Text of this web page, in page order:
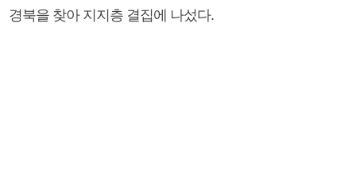
경북을 찾아 지지층 결집에 나섰다.